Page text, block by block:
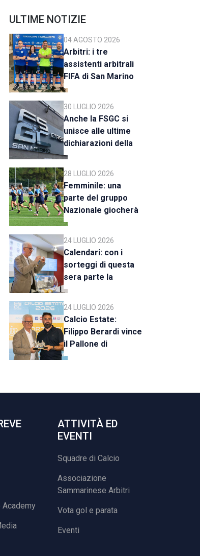
ULTIME NOTIZIE
04 AGOSTO 2026
Arbitri: i tre
assistenti arbitrali
FIFA di San Marino
al raduno della CAN
C
30 LUGLIO 2026
Anche la FSGC si
unisce alle ultime
dichiarazioni della
UEFA
28 LUGLIO 2026
Femminile: una
parte del gruppo
Nazionale giocherà
a Rimini
24 LUGLIO 2026
Calendari: con i
sorteggi di questa
sera parte la
stagione 2026-27
24 LUGLIO 2026
Calcio Estate:
Filippo Berardi vince
il Pallone di
Cristallo, al Tre Fiori
Academy
ATTIVITÀ ED
EVENTI
Squadre di Calcio
Associazione
Sammarinese Arbitri
Vota gol e parata
Eventi